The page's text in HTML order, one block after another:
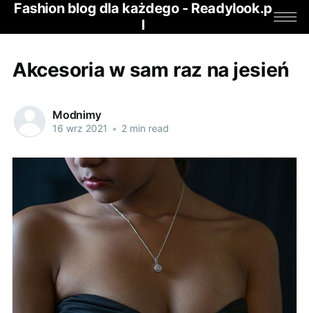
Fashion blog dla każdego - Readylook.p
l
Akcesoria w sam raz na jesień
Modnimy
16 wrz 2021 • 2 min read